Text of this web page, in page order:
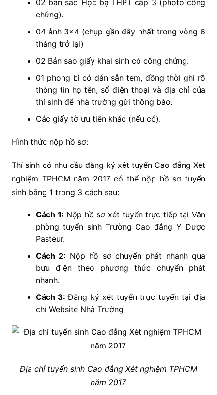
02 bản sao Học bạ THPT cấp 3 (photo công
chứng).
04 ảnh 3×4 (chụp gần đây nhất trong vòng 6
tháng trở lại)
02 Bản sao giấy khai sinh có công chứng.
01 phong bì có dán sẵn tem, đồng thời ghi rõ
thông tin họ tên, số điện thoại và địa chỉ của
thí sinh để nhà trường gửi thông báo.
Các giấy tờ ưu tiên khác (nếu có).
Hình thức nộp hồ sơ:
Thí sinh có nhu cầu đăng ký xét tuyển Cao đẳng Xét
nghiệm TPHCM năm 2017 có thể nộp hồ sơ tuyển
sinh bằng 1 trong 3 cách sau:
Cách 1: Nộp hồ sơ xét tuyển trực tiếp tại Văn
phòng tuyển sinh Trường Cao đẳng Y Dược
Pasteur.
Cách 2: Nộp hồ sơ chuyển phát nhanh qua
bưu điện theo phương thức chuyển phát
nhanh.
Cách 3:Đăng ký xét tuyển trực tuyến tại địa
chỉ Website Nhà Trường
Địa chỉ tuyển sinh Cao đẳng Xét nghiệm TPHCM
năm 2017